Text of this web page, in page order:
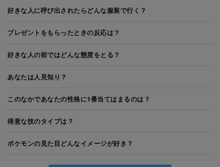
好きな人に呼び出されたらどんな服装で行く？
プレゼントをもらったときの反応は？
好きな人の前ではどんな態度をとる？
あなたは人見知り？
このなかであなたの性格に1番当てはまるのは？
得意な技のタイプは？
ポケモンの見た目どんなイメージが好き？